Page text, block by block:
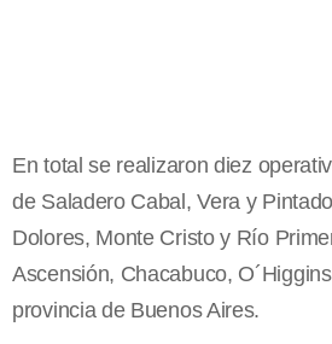
En total se realizaron diez
de Saladero Cabal, Vera y
Dolores, Monte Cristo y Río
Ascensión, Chacabuco,
provincia de Buenos Aires.